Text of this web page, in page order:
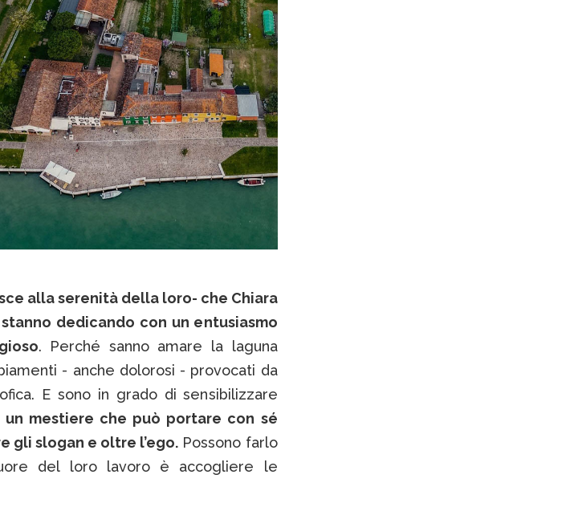
alla serenità della loro- che Chiara
dedicando con un entusiasmo
. Perché sanno amare la laguna
- anche dolorosi - provocati da
E sono in grado di sensibilizzare
un mestiere che può portare con sé
gli slogan e oltre l’ego. Possono farlo
del loro lavoro è accogliere le